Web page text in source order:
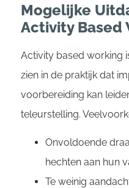
Mogelijke
Activity Based
Activity based working
zien in de praktijk dat
voorbereiding kan
teleurstelling.
Onvoldoende
hechten aan hun
Te weinig